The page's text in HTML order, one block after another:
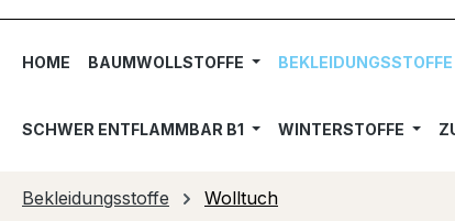
HOME BAUMWOLLSTOFFE BEKLEIDUNGSSTOFFE
SCHWER ENTFLAMMBAR B1 WINTERSTOFFE
Bekleidungsstoffe Wolltuch